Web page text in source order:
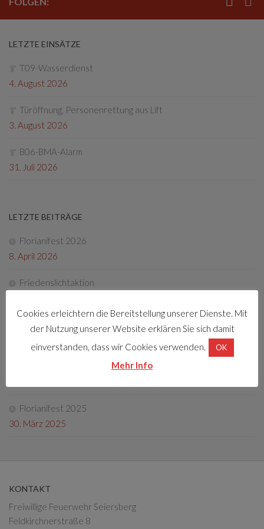
LETZTE EINSÄTZE
T09-Wasserdienst
4. August 2026
Türöffnung, Personenrettung aus Lift
3. August 2026
B06-BMA-Alarm
31. Juli 2026
LETZTE BEITRÄGE
Florianifest 2026
8. April 2026
Friedenslichtaktion
Tag der offenen Tür 2025
Florianifest 2025
30. März 2025
KONTAKT
Freiwillige Feuerwehr Seiersberg
Feldkirchnerstraße 8
Cookies erleichtern die Bereitstellung unserer Dienste. Mit
der Nutzung unserer Website erklären Sie sich damit
einverstanden, dass wir Cookies verwenden.
OK
Mehr Info